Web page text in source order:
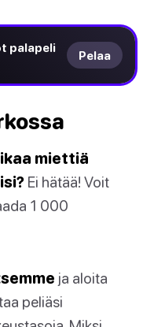
palapeli
Pelaa
miettiä
Ei hätää! Voit
1 000
ja aloita
peliäsi